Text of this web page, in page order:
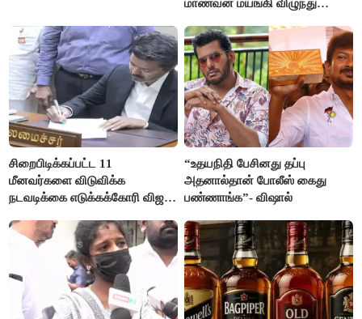
மாணவன் மயங்கி விழுந்து
சிறைபிடிக்கப்பட்ட 11
மீனவர்களை விடுவிக்க
நடவடிக்கை எடுக்கக்கோரி விஜய்
“உதயநிதி பேசினது தப்பு
அதனால்தான் போலீஸ் கைது
பண்ணாங்க”- விஷால்